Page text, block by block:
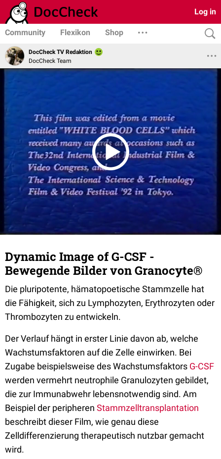
Log in
Community Flexikon Shop
DocCheck TV Redaktion
DocCheck Team
Dynamic Image of G-CSF -
Bewegende Bilder von Granocyte®
Die pluripotente, hämatopoetische Stammzelle hat
die Fähigkeit, sich zu Lymphozyten, Erythrozyten oder
Thrombozyten zu entwickeln.
Der Verlauf hängt in erster Linie davon ab, welche
Wachstumsfaktoren auf die Zelle einwirken. Bei
Zugabe beispielsweise des Wachstumsfaktors G-CSF
werden vermehrt neutrophile Granulozyten gebildet,
die zur Immunabwehr lebensnotwendig sind. Am
Beispiel der peripheren Stammzelltransplantation
beschreibt dieser Film, wie genau diese
Zelldifferenzierung therapeutisch nutzbar gemacht
wird.